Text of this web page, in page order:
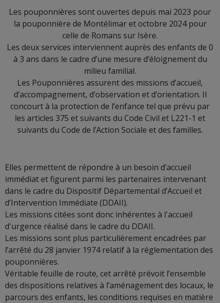
Les pouponnières sont ouvertes depuis mai 2023 pour
la pouponnière de Montélimar et octobre 2024 pour
celle de Romans sur Isère.
Les deux services interviennent auprès des enfants de 0
à 3 ans dans le cadre d’une mesure d’éloignement du
milieu familial.
Les Pouponnières assurent des missions d’accueil,
d’accompagnement, d’observation et d’orientation. Il
concourt à la protection de l’enfance tel que prévu par
les articles 375 et suivants du Code Civil et L221-1 et
suivants du Code de l’Action Sociale et des familles.
Elles permettent de répondre à un besoin d’accueil
immédiat et figurent parmi les partenaires intervenant
dans le cadre du Dispositif Départemental d’Accueil et
d’Intervention Immédiate (DDAII).
Les missions citées sont donc inhérentes à l'accueil
d'urgence réalisé dans le cadre du DDAII.
Les missions sont plus particulièrement encadrées par
l’arrêté du 28 janvier 1974 relatif à la réglementation des
pouponnières.
Véritable feuille de route, cet arrêté prévoit l’ensemble
des dispositions relatives à l’aménagement des locaux, le
parcours des enfants, les conditions requises en matière